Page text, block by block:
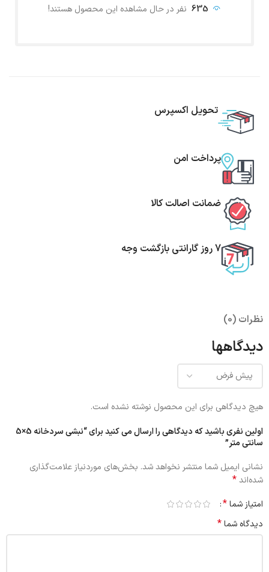
635 نفر در حال مشاهده این محصول هستند!
تحویل اکسپرس
پرداخت امن
ضمانت اصالت کالا
7 روز گارانتی بازگشت وجه
نظرات (0)
دیدگاهها
هیچ دیدگاهی برای این محصول نوشته نشده است.
اولین نفری باشید که دیدگاهی را ارسال می کنید برای “نبشی سردخانه 5×5
سانتی متر”
نشانی ایمیل شما منتشر نخواهد شد. بخش‌های موردنیاز علامت‌گذاری
شده‌اند*
امتیاز شما*
دیدگاه شما*